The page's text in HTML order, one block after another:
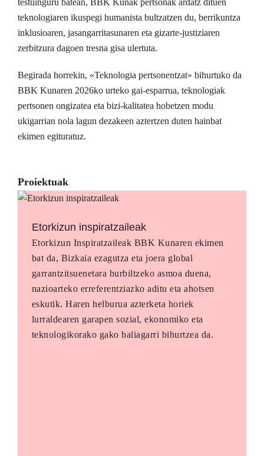
teknologiaren ikuspegi humanista bultzatzen du, berrikuntza
inklusioaren, jasangarritasunaren eta gizarte-justiziaren
zerbitzura dagoen tresna gisa ulertuta.
Begirada horrekin, «Teknologia pertsonentzat» bihurtuko da
BBK Kunaren 2026ko urteko gai-esparrua, teknologiak
pertsonen ongizatea eta bizi-kalitatea hobetzen modu
ukigarrian nola lagun dezakeen aztertzen duten hainbat
ekimen egituratuz.
Proiektuak
Etorkizun inspiratzaileak
Etorkizun Inspiratzaileak BBK Kunaren ekimen
bat da, Bizkaia ezagutza eta joera global
garrantzitsuenetara hurbiltzeko asmoa duena,
nazioarteko erreferentziazko aditu eta ahotsen
eskutik. Haren helburua azterketa horiek
lurraldearen garapen sozial, ekonomiko eta
teknologikorako gako baliagarri bihurtzea da.